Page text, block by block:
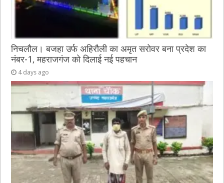
निचलौल। बजहा उर्फ अहिरौली का अमृत सरोवर बना प्रदेश का
नंबर-1, महराजगंज को दिलाई नई पहचान
4 days ago